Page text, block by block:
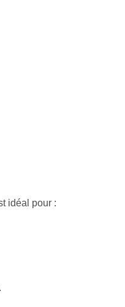
idéal pour :